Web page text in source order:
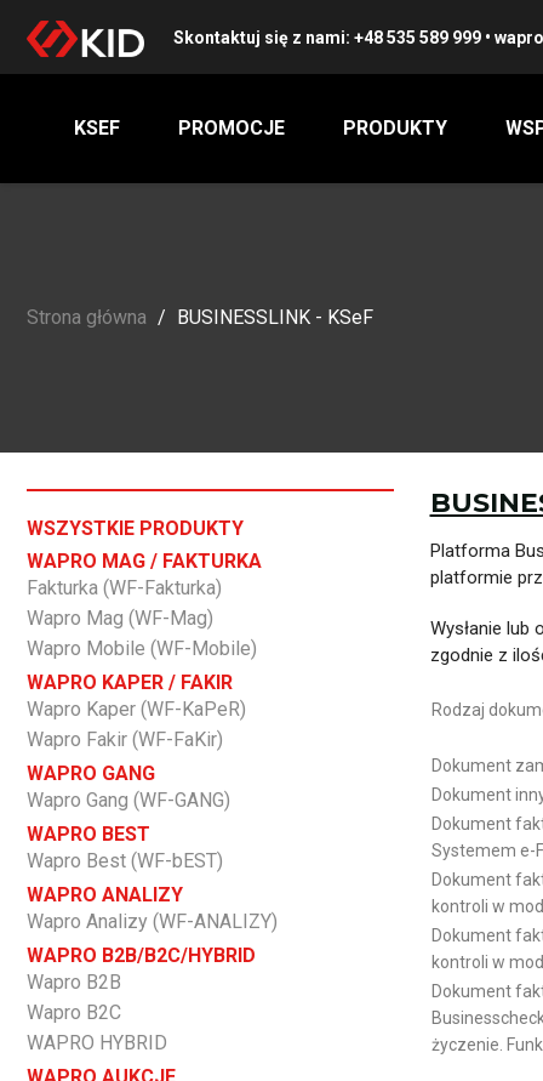
Skontaktuj się z nami: +48 535 589 999•
KSEF PROMOCJE PRODUKTY
Strona główna BUSINESSLINK - KSeF
WSZYSTKIE PRODUKTY
WAPRO MAG / FAKTURKA
Fakturka (WF-Fakturka)
Wapro Mag (WF-Mag)
Wapro Mobile (WF-Mobile)
WAPRO KAPER / FAKIR
Wapro Kaper (WF-KaPeR)
Wapro Fakir (WF-FaKir)
WAPRO GANG
Wapro Gang (WF-GANG)
WAPRO BEST
Wapro Best (WF-bEST)
WAPRO ANALIZY
Wapro Analizy (WF-ANALIZY)
WAPRO B2B/B2C/HYBRID
Wapro B2B
Wapro B2C
WAPRO HYBRID
Platforma
platformie
Wysłanie lub
zgodnie z
Rodzaj
Dokument
Dokument
Dokument
Systemem e-
Dokument
kontroli w
Dokument
kontroli w
Dokument
życzenie.